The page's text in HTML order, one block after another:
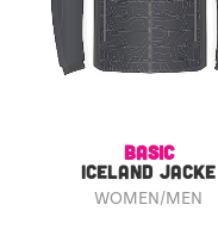
BASIC
ICELAND JACKE
WOMEN/MEN